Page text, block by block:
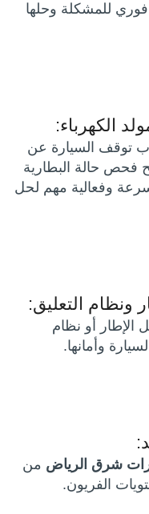
للمشكلة وحلها
الكهرباء:
توقف السيارة عن
فحص حالة البطارية
وفعالية مهم لحل
التعليق:
الإطار أو نظام
وأمانها.
شرق الرياض من
الفريون.